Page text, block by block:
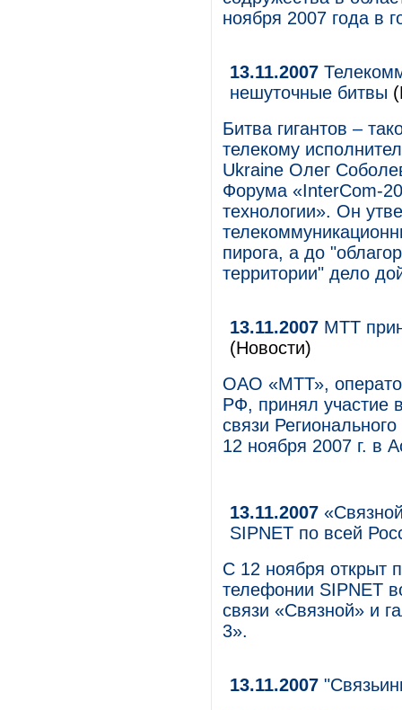
ноября 2007 года в
13.11.2007
нешуточные битвы
Битва гигантов –
телекому
Ukraine Олег
Форума «InterCom-
технологии». Он
пирога, а до
территории" дело
13.11.2007 МТТ
(Новости)
ОАО «МТТ»,
РФ, принял участие
связи
12 ноября 2007 г. в
13.11.2007
SIPNET по всей
С 12 ноября открыт
телефонии SIPNET
связи «Связной» и
3».
13.11.2007